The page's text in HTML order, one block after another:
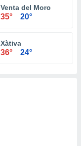
Venta del Moro
35° 20°
Xàtiva
36° 24°